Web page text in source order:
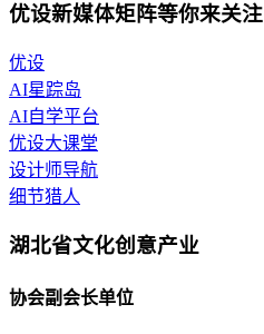
优设新媒体矩阵等你来关注
优设
AI星踪岛
AI自学平台
优设大课堂
设计师导航
细节猎人
湖北省文化创意产业
协会副会长单位